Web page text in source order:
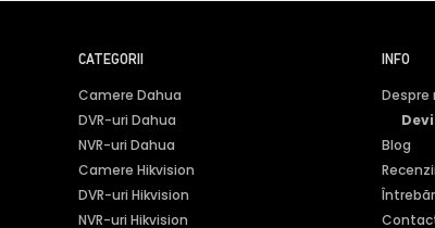
CATEGORII
Camere Dahua
DVR-uri Dahua
NVR-uri Dahua
Camere Hikvision
DVR-uri Hikvision
NVR-uri Hikvision
INFO
Despre
Blog